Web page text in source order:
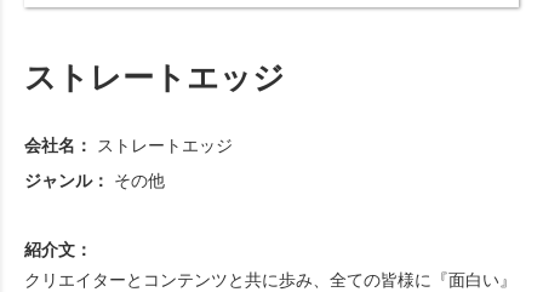
ストレートエッジ
会社名：
ストレートエッジ
ジャンル：
その他
紹介文：
クリエイターとコンテンツと共に歩み、全ての皆様に『面白い』